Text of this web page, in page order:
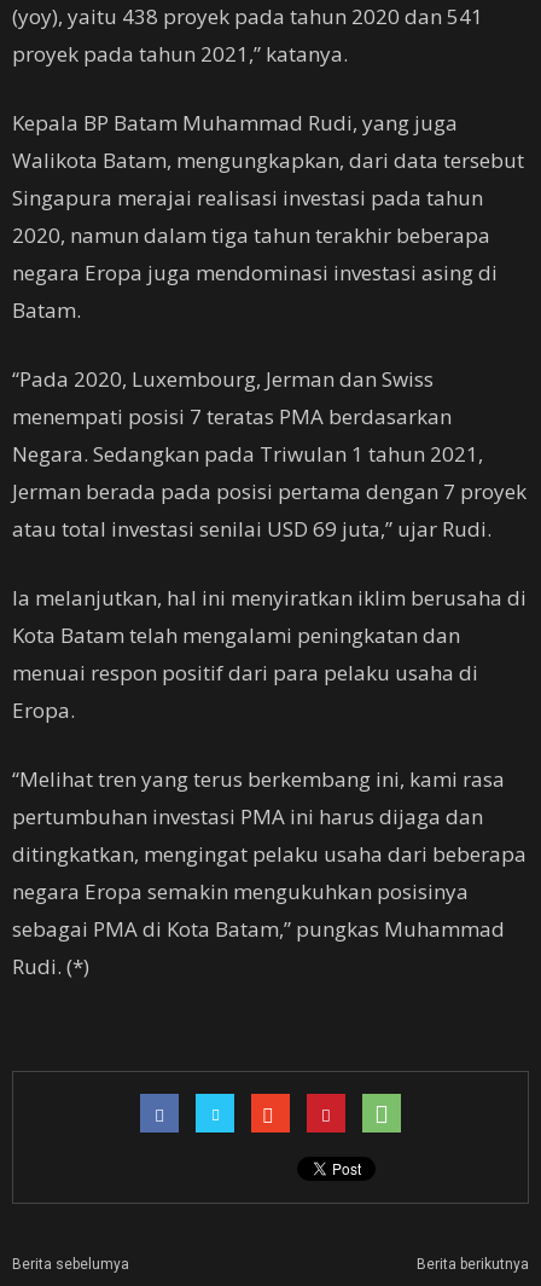
(yoy), yaitu 438 proyek pada tahun 2020 dan 541
proyek pada tahun 2021,” katanya.
Kepala BP Batam Muhammad Rudi, yang juga
Walikota Batam, mengungkapkan, dari data tersebut
Singapura merajai realisasi investasi pada tahun
2020, namun dalam tiga tahun terakhir beberapa
negara Eropa juga mendominasi investasi asing di
Batam.
“Pada 2020, Luxembourg, Jerman dan Swiss
menempati posisi 7 teratas PMA berdasarkan
Negara. Sedangkan pada Triwulan 1 tahun 2021,
Jerman berada pada posisi pertama dengan 7 proyek
atau total investasi senilai USD 69 juta,” ujar Rudi.
Ia melanjutkan, hal ini menyiratkan iklim berusaha di
Kota Batam telah mengalami peningkatan dan
menuai respon positif dari para pelaku usaha di
Eropa.
“Melihat tren yang terus berkembang ini, kami rasa
pertumbuhan investasi PMA ini harus dijaga dan
ditingkatkan, mengingat pelaku usaha dari beberapa
negara Eropa semakin mengukuhkan posisinya
sebagai PMA di Kota Batam,” pungkas Muhammad
Rudi. (*)
Berita sebelumya Berita berikutnya